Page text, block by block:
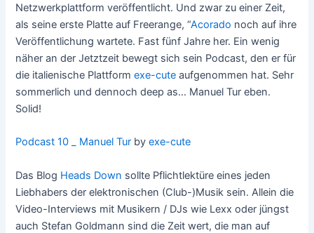
Netzwerkplattform veröffentlicht. Und zwar zu einer Zeit,
als seine erste Platte auf Freerange, “Acorado noch auf ihre
Veröffentlichung wartete. Fast fünf Jahre her. Ein wenig
näher an der Jetztzeit bewegt sich sein Podcast, den er für
die italienische Plattformexe-cute aufgenommen hat. Sehr
sommerlich und dennoch deep as… Manuel Tur eben.
Solid!
Podcast 10 _ Manuel Tur byexe-cute
Das Blog Heads Down sollte Pflichtlektüre eines jeden
Liebhabers der elektronischen (Club-)Musik sein. Allein die
Video-Interviews mit Musikern / DJs wie Lexx oder jüngst
auch Stefan Goldmann sind die Zeit wert, die man auf